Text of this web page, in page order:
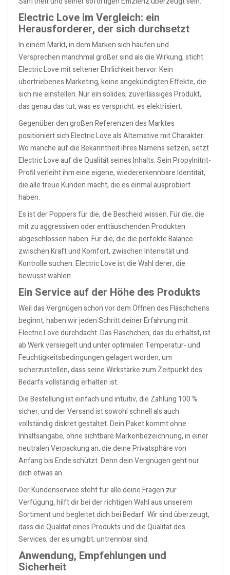
Electric Love im Vergleich: ein
Herausforderer, der sich durchsetzt
In einem Markt, in dem Marken sich häufen und
Versprechen manchmal größer sind als die Wirkung, sticht
Electric Love mit seltener Ehrlichkeit hervor. Kein
übertriebenes Marketing, keine angekündigten Effekte, die
sich nie einstellen. Nur ein solides, zuverlässiges Produkt,
das genau das tut, was es verspricht: es elektrisiert.
Gegenüber den großen Referenzen des Marktes
positioniert sich Electric Love als Alternative mit Charakter.
Wo manche auf die Bekanntheit ihres Namens setzen, setzt
Electric Love auf die Qualität seines Inhalts. Sein Propylnitrit-
Profil verleiht ihm eine eigene, wiedererkennbare Identität,
die alle treue Kunden macht, die es einmal ausprobiert
haben.
Es ist der Poppers für die, die Bescheid wissen. Für die, die
mit zu aggressiven oder enttäuschenden Produkten
abgeschlossen haben. Für die, die die perfekte Balance
zwischen Kraft und Komfort, zwischen Intensität und
Kontrolle suchen. Electric Love ist die Wahl derer, die
bewusst wählen.
Ein Service auf der Höhe des Produkts
Weil das Vergnügen schon vor dem Öffnen des Fläschchens
beginnt, haben wir jeden Schritt deiner Erfahrung mit
Electric Love durchdacht. Das Fläschchen, das du erhältst, ist
ab Werk versiegelt und unter optimalen Temperatur- und
Feuchtigkeitsbedingungen gelagert worden, um
sicherzustellen, dass seine Wirkstärke zum Zeitpunkt des
Bedarfs vollständig erhalten ist.
Die Bestellung ist einfach und intuitiv, die Zahlung 100 %
sicher, und der Versand ist sowohl schnell als auch
vollständig diskret gestaltet. Dein Paket kommt ohne
Inhaltsangabe, ohne sichtbare Markenbezeichnung, in einer
neutralen Verpackung an, die deine Privatsphäre von
Anfang bis Ende schützt. Denn dein Vergnügen geht nur
dich etwas an.
Der Kundenservice steht für alle deine Fragen zur
Verfügung, hilft dir bei der richtigen Wahl aus unserem
Sortiment und begleitet dich bei Bedarf. Wir sind überzeugt,
dass die Qualität eines Produkts und die Qualität des
Services, der es umgibt, untrennbar sind.
Anwendung, Empfehlungen und
Sicherheit